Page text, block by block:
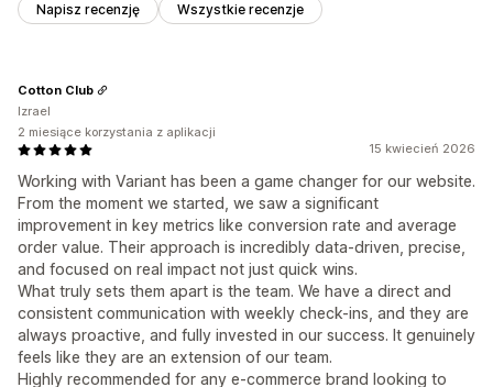
Napisz recenzję Wszystkie recenzje
15 kwiecień 2026
Working with Variant has been a game changer for our website.
From the moment we started, we saw a significant
improvement in key metrics like conversion rate and average
order value. Their approach is incredibly data-driven, precise,
and focused on real impact not just quick wins.
What truly sets them apart is the team. We have a direct and
consistent communication with weekly check-ins, and they are
always proactive, and fully invested in our success. It genuinely
feels like they are an extension of our team.
Highly recommended for any e-commerce brand looking to
Cotton Club
Izrael
2 miesiące korzystania z aplikacji